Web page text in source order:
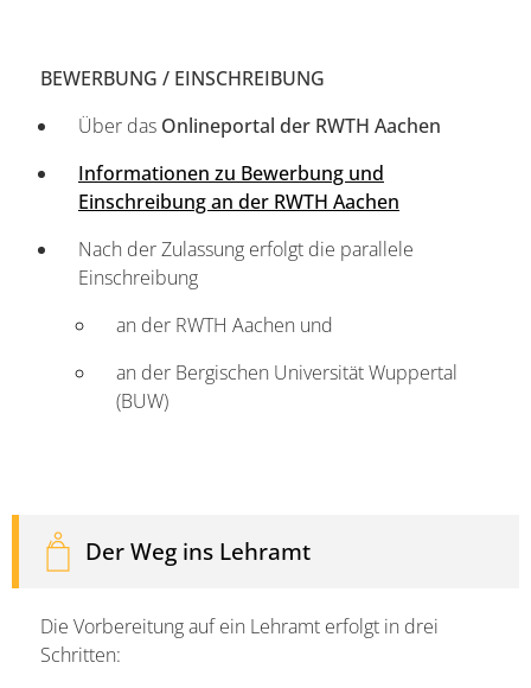
BEWERBUNG / EINSCHREIBUNG
Über das Onlineportal der RWTH Aachen
Informationen zu Bewerbung und
Einschreibung an der RWTH Aachen
Nach der Zulassung erfolgt die parallele
Einschreibung
an der RWTH Aachen und
an der Bergischen Universität Wuppertal
(BUW)
Der Weg ins Lehramt
Die Vorbereitung auf ein Lehramt erfolgt in drei
Schritten: